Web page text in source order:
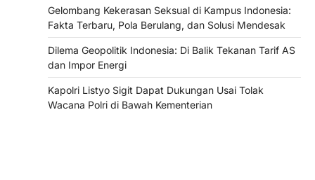
Gelombang Kekerasan Seksual di Kampus Indonesia:
Fakta Terbaru, Pola Berulang, dan Solusi Mendesak
Dilema Geopolitik Indonesia: Di Balik Tekanan Tarif AS
dan Impor Energi
Kapolri Listyo Sigit Dapat Dukungan Usai Tolak
Wacana Polri di Bawah Kementerian